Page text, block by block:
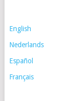
English
Nederlands
Español
Français